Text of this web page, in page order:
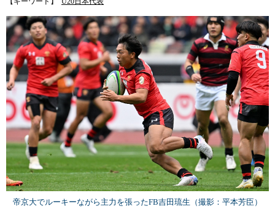
帝京大でルーキーながら主力を張ったFB吉田琉生（撮影：平本芳臣）